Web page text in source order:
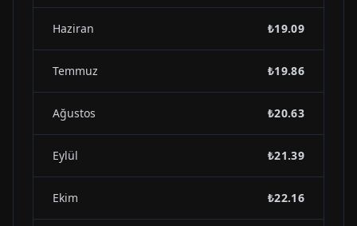
Haziran ₺19.09
Temmuz ₺19.86
Ağustos ₺20.63
Eylül ₺21.39
Ekim ₺22.16